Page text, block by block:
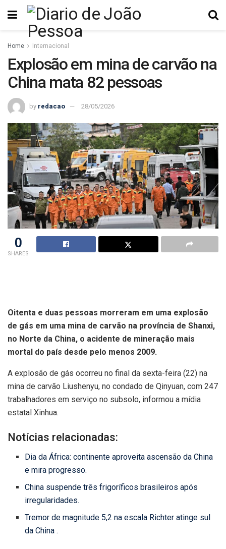
Home Internacional
Explosão em mina de carvão na
China mata 82 pessoas
by redacao 28/05/2026
0
SHARES
Oitenta e duas pessoas morreram em uma explosão
de gás em uma mina de carvão na província de Shanxi,
no Norte da China, o acidente de mineração mais
mortal do país desde pelo menos 2009.
A explosão de gás ocorreu no final da sexta-feira (22) na
mina de carvão Liushenyu, no condado de Qinyuan, com 247
trabalhadores em serviço no subsolo, informou a mídia
estatal Xinhua.
Notícias relacionadas:
Dia da África: continente aproveita ascensão da China
e mira progresso.
China suspende três frigoríficos brasileiros após
irregularidades.
Tremor de magnitude 5,2 na escala Richter atinge sul
da China .